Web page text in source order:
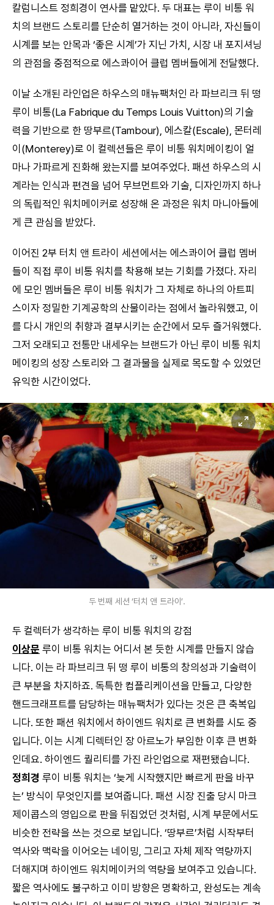
칼럼니스트 정희경이 연사를 맡았다. 두 대표는 루이 비통 워
치의 브랜드 스토리를 단순히 열거하는 것이 아니라, 자신들이
시계를 보는 안목과 ‘좋은 시계’가 지닌 가치, 시장 내 포지셔닝
의 관점을 중점적으로 에스콰이어 클럽 멤버들에게 전달했다.
이날 소개된 라인업은 하우스의 매뉴팩처인 라 파브리크 뒤 떵
루이 비통(La Fabrique du Temps Louis Vuitton)의 기술
력을 기반으로 한 땅부르(Tambour), 에스칼(Escale), 몬터레
이(Monterey)로 이 컬렉션들은 루이 비통 워치메이킹이 얼
마나 가파르게 진화해 왔는지를 보여주었다. 패션 하우스의 시
계라는 인식과 편견을 넘어 무브먼트와 기술, 디자인까지 하나
의 독립적인 워치메이커로 성장해 온 과정은 워치 마니아들에
게 큰 관심을 받았다.
이어진 2부 터치 앤 트라이 세션에서는 에스콰이어 클럽 멤버
들이 직접 루이 비통 워치를 착용해 보는 기회를 가졌다. 자리
에 모인 멤버들은 루이 비통 워치가 그 자체로 하나의 아트피
스이자 정밀한 기계공학의 산물이라는 점에서 놀라워했고, 이
를 다시 개인의 취향과 결부시키는 순간에서 모두 즐거워했다.
그저 오래되고 전통만 내세우는 브랜드가 아닌 루이 비통 워치
메이킹의 성장 스토리와 그 결과물을 실제로 목도할 수 있었던
유익한 시간이었다.
두 번째 세션 ‘터치 앤 트라이’.
두 컬렉터가 생각하는 루이 비통 워치의 강점
이상문 루이 비통 워치는 어디서 본 듯한 시계를 만들지 않습
니다. 이는 라 파브리크 뒤 떵 루이 비통의 창의성과 기술력이
큰 부분을 차지하죠. 독특한 컴플리케이션을 만들고, 다양한
핸드크래프트를 담당하는 매뉴팩처가 있다는 것은 큰 축복입
니다. 또한 패션 워치에서 하이엔드 워치로 큰 변화를 시도 중
입니다. 이는 시계 디렉터인 장 아르노가 부임한 이후 큰 변화
인데요. 하이엔드 퀄리티를 가진 라인업으로 재편됐습니다.
정희경 루이 비통 워치는 ‘늦게 시작했지만 빠르게 판을 바꾸
는’ 방식이 무엇인지를 보여줍니다. 패션 시장 진출 당시 마크
제이콥스의 영입으로 판을 뒤집었던 것처럼, 시계 부문에서도
비슷한 전략을 쓰는 것으로 보입니다. ‘땅부르’처럼 시작부터
역사와 맥락을 이어오는 네이밍, 그리고 자체 제작 역량까지
더해지며 하이엔드 워치메이커의 역량을 보여주고 있습니다.
짧은 역사에도 불구하고 이미 방향은 명확하고, 완성도는 계속